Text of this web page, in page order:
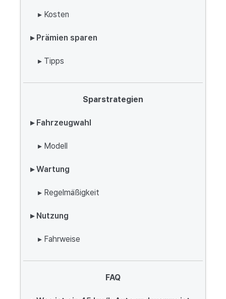
▸ Kosten
▸ Prämien sparen
▸ Tipps
Sparstrategien
▸ Fahrzeugwahl
▸ Modell
▸ Wartung
▸ Regelmäßigkeit
▸ Nutzung
▸ Fahrweise
FAQ